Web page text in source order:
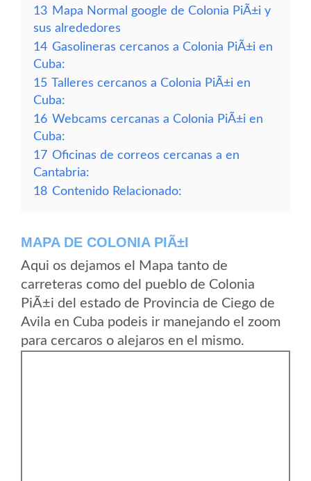
13 Mapa Normal google de Colonia PiÃ±i y
sus alrededores
14 Gasolineras cercanos a Colonia PiÃ±i en
Cuba:
15 Talleres cercanos a Colonia PiÃ±i en
Cuba:
16 Webcams cercanas a Colonia PiÃ±i en
Cuba:
17 Oficinas de correos cercanas a en
Cantabria:
18 Contenido Relacionado:
MAPA DE COLONIA PIÃ±I
Aqui os dejamos el Mapa tanto de
carreteras como del pueblo de Colonia
PiÃ±i del estado de Provincia de Ciego de
Avila en Cuba podeis ir manejando el zoom
para cercaros o alejaros en el mismo.